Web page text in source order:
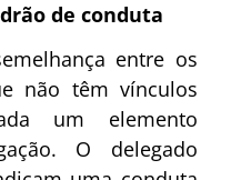
de conduta
entre os
não têm vínculos
um elemento
O delegado